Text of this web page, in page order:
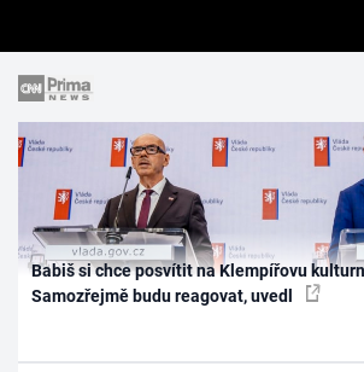
Babiš si chce posvítit na Klempířovu
Samozřejmě budu reagovat, uvedl